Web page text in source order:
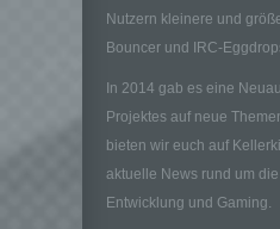
Nutzern kleinere und
Bouncer und IRC-
In 2014 gab es eine
Projektes auf neue
bieten wir euch auf
aktuelle News rund um
Entwicklung und Gaming.
Verantwortlicher
Verantwortlicher
juristische Person,
oder andere Stelle,
gemeinsam mit
und Mittel der
Sind die Zwecke